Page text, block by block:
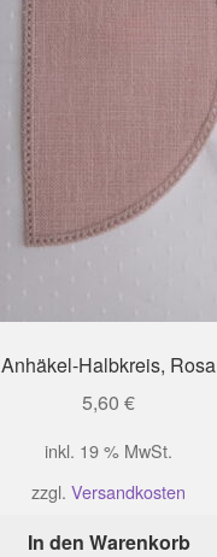
Anhäkel-Halbkreis, Rosa
5,60 €
inkl. 19 % MwSt.
zzgl. Versandkosten
In den Warenkorb